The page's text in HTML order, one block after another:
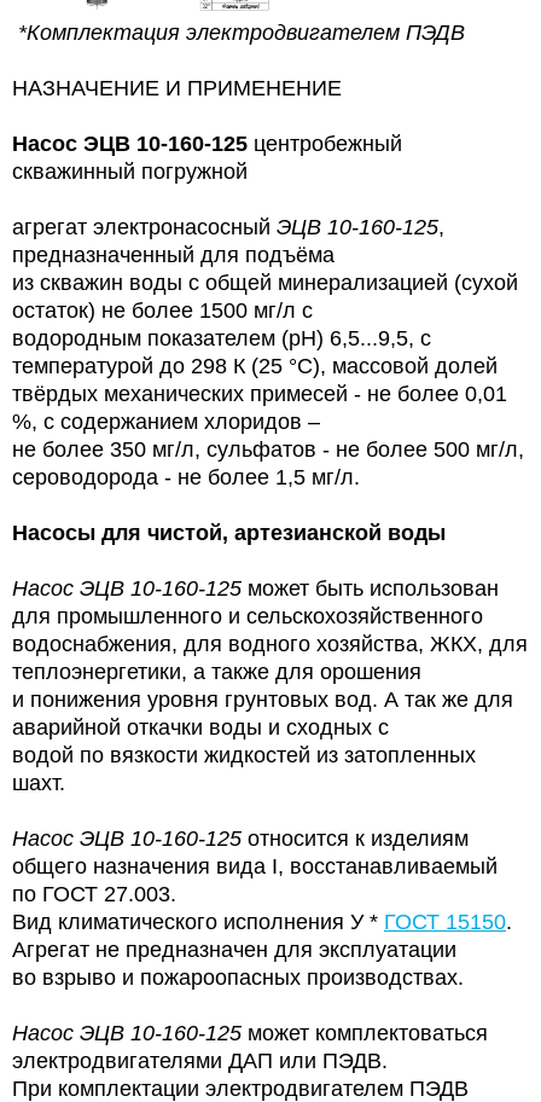
*Комплектация электродвигателем ПЭДВ
НАЗНАЧЕНИЕ И ПРИМЕНЕНИЕ
Насос ЭЦВ 10-160-125 центробежный
скважинный погружной
агрегат электронасосный ЭЦВ 10-160-125,
предназначенный для подъёма
из скважин воды с общей минерализацией (сухой
остаток) не более 1500 мг/л с
водородным показателем (рН) 6,5...9,5, с
температурой до 298 К (25 °С), массовой долей
твёрдых механических примесей - не более 0,01
%, с содержанием хлоридов –
не более 350 мг/л, сульфатов - не более 500 мг/л,
сероводорода - не более 1,5 мг/л.
Насосы для чистой, артезианской воды
Насос ЭЦВ 10-160-125 может быть использован
для промышленного и сельскохозяйственного
водоснабжения, для водного хозяйства, ЖКХ, для
теплоэнергетики, а также для орошения
и понижения уровня грунтовых вод. А так же для
аварийной откачки воды и сходных с
водой по вязкости жидкостей из затопленных
шахт.
Насос ЭЦВ 10-160-125 относится к изделиям
общего назначения вида I, восстанавливаемый
по ГОСТ 27.003.
Вид климатического исполнения У * ГОСТ 15150.
Агрегат не предназначен для эксплуатации
во взрыво и пожароопасных производствах.
Насос ЭЦВ 10-160-125 может комплектоваться
электродвигателями ДАП или ПЭДВ.
При комплектации электродвигателем ПЭДВ